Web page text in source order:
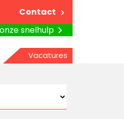
Contact
snelhulp
Vacatures